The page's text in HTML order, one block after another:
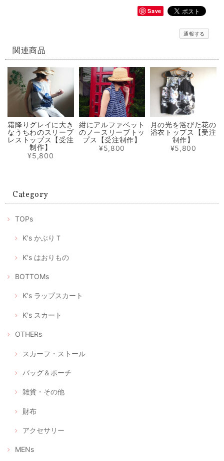
【再販】選べる立体型マスク ノーズワイヤー入り 白生成り/白にブルー小花模様（肌触りの良い着物の裏地綿100％利用）
2020/05/31
選べるマスクケース/タンポポ+レモンイエロー/ピンクにグレーの絣/藍色にブルー絣/藍色にカラフルな絣
① 元気に咲き乱れるタンポポ
ありがとうございます。 マスクが届いたみたいです。歳を重ねても女性
様な時期に可愛いマスクが届くと、モチベーションも上がります。 これ
からも素敵な作品を楽しみにしております。 ありがとうございました😊
喜んでいただけたようで私もとても嬉しいです。 何よりプ
れたのではないでしょうか。 また、フィードバックいただ
をつくろう！と、大変励みになりました。 この度はありが
2020/04/28
Save
通報する
関連商品
霜降りグレイに大き
なうちわのスリーブ
レストップス【受注
制作】
¥5,800
紺にアルファベット
のノースリーブトッ
プス【受注制作】
¥5,800
月の光を浴びた花の
浴衣トップス【受注
制作】
¥5,800
Category
TOPs
K's かぶりＴ
K's はおりもの
BOTTOMs
K's ラップスカート
K's スカート
OTHERs
スカーフ・ストール
バッグ＆ポーチ
雑貨・その他
財布
アクセサリー
MENs